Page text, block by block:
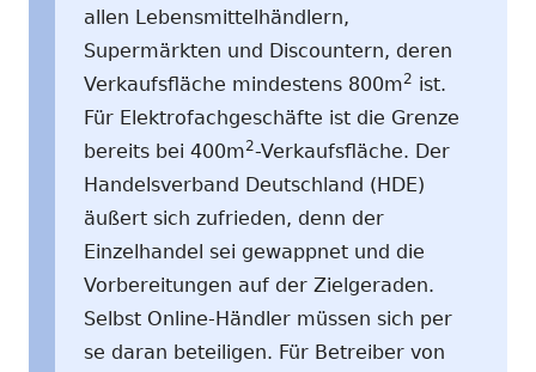
allen Lebensmittelhändlern,
Supermärkten und Discountern, deren
Verkaufsfläche mindestens 800m2 ist.
Für Elektrofachgeschäfte ist die Grenze
bereits bei 400m2-Verkaufsfläche. Der
Handelsverband Deutschland (HDE)
äußert sich zufrieden, denn der
Einzelhandel sei gewappnet und die
Vorbereitungen auf der Zielgeraden.
Selbst Online-Händler müssen sich per
se daran beteiligen. Für Betreiber von